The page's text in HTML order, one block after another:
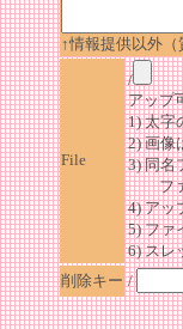
↑情報提供以外
File
/
アップ
1) 太字
2) 画像
3) 同名
ファ
4) アッ
5) ファ
6) スレ
削除キー /